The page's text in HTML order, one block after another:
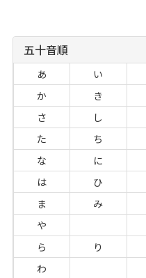
五十音順
あ い
か
き
さ
し
た
ち
な
に
は
ひ
ま
み
や
ら
り
わ